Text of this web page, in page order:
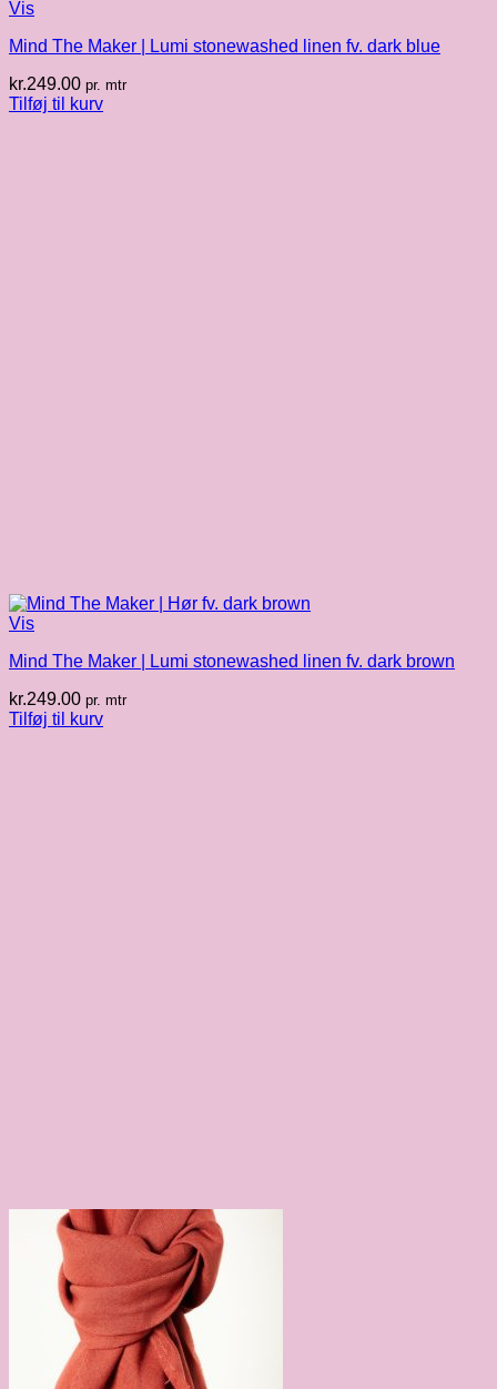
Vis
Mind The Maker | Lumi stonewashed linen fv. dark blue
kr.249.00 pr. mtr
Tilføj til kurv
Vis
Mind The Maker | Lumi stonewashed linen fv. dark brown
kr.249.00 pr. mtr
Tilføj til kurv